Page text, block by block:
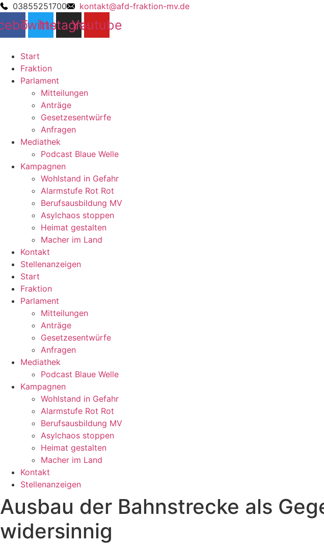
03855251700 kontakt@afd-fraktion-mv.de
Twitter
Instagram
Youtube
Start
Fraktion
Parlament
Mitteilungen
Anträge
Gesetzesentwürfe
Anfragen
Mediathek
Podcast Blaue Welle
Kampagnen
Wohlstand in Gefahr
Alarmstufe Rot Rot
Berufsausbildung MV
Asylchaos stoppen
Heimat gestalten
Macher im Land
Kontakt
Stellenanzeigen
Start
Fraktion
Parlament
Mitteilungen
Anträge
Gesetzesentwürfe
Anfragen
Mediathek
Podcast Blaue Welle
Kampagnen
Wohlstand in Gefahr
Alarmstufe Rot Rot
Berufsausbildung MV
Asylchaos stoppen
Heimat gestalten
Macher im Land
Kontakt
Stellenanzeigen
Ausbau der Bahnstrecke als
widersinnig